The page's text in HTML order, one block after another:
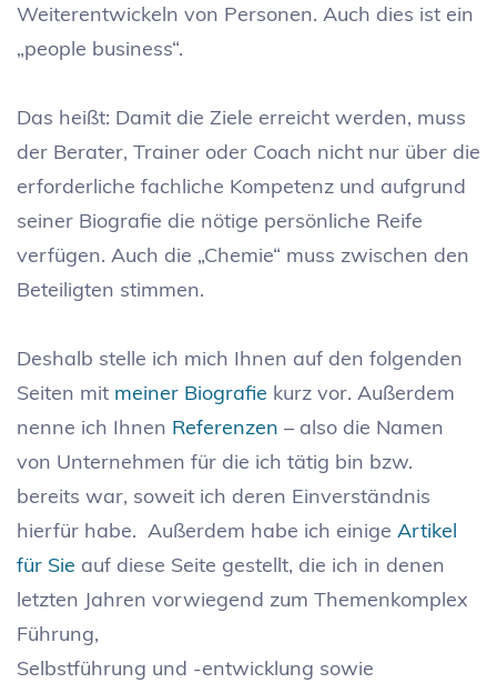
Weiterentwickeln von Personen. Auch dies ist ein
„people business“.
Das heißt: Damit die Ziele erreicht werden, muss
der Berater, Trainer oder Coach nicht nur über die
erforderliche fachliche Kompetenz und aufgrund
seiner Biografie die nötige persönliche Reife
verfügen. Auch die „Chemie“ muss zwischen den
Beteiligten stimmen.
Deshalb stelle ich mich Ihnen auf den folgenden
Seiten mit meiner Biografie kurz vor. Außerdem
nenne ich Ihnen Referenzen – also die Namen
von Unternehmen für die ich tätig bin bzw.
bereits war, soweit ich deren Einverständnis
hierfür habe. Außerdem habe ich einige Artikel
für Sie auf diese Seite gestellt, die ich in denen
letzten Jahren vorwiegend zum Themenkomplex
Führung,
Selbstführung und -entwicklung sowie